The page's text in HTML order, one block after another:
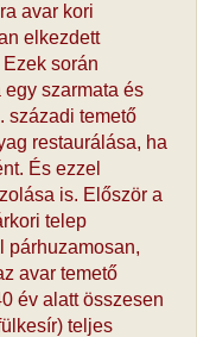
avar kori
elkezdett
során
szarmata és
századi temető
restaurálása, ha
És ezzel
is. Először a
telep
párhuzamosan,
avar temető
év alatt összesen
teljes